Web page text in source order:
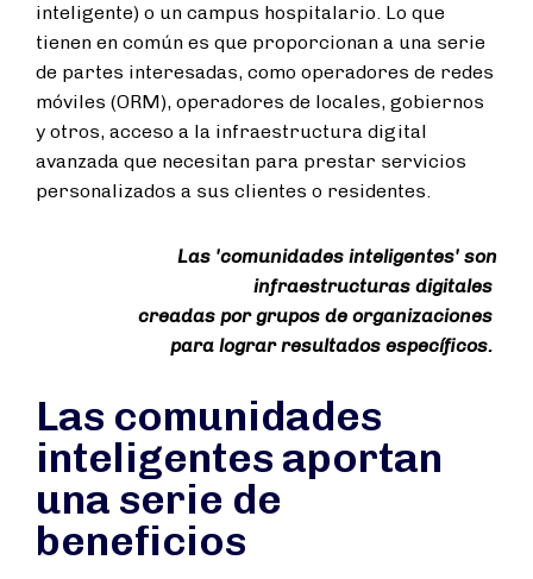
inteligente) o un campus hospitalario. Lo que
tienen en común es que proporcionan a una serie
de partes interesadas, como operadores de redes
móviles (ORM), operadores de locales, gobiernos
y otros, acceso a la infraestructura digital
avanzada que necesitan para prestar servicios
personalizados a sus clientes o residentes.
Las 'comunidades inteligentes' son
infraestructuras digitales
creadas por grupos de organizaciones
para lograr resultados específicos.
Las comunidades
inteligentes aportan
una serie de
beneficios